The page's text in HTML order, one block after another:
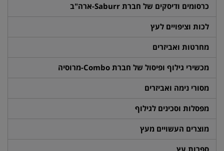
כרסומים ודיסקים של חברת Saburr-ארה"ב
לכות וציפויים לעץ
מחרטות ואביזרים
מכשירי גילוף ופיסול של חברת Combo-מרוסיה
מסורי נימה ואביזרים
מפסלות וסכינים לגילוף
מוצרים העשויים מעץ